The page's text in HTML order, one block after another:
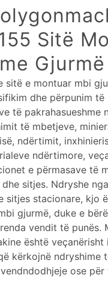
Sitë
me Gjurmë
sitë e montuar mbi
dhe përpunim të
të pakrahasueshme
të mbetjeve,
ndërtimit,
ndërtimore,
e përmasave të
sitjes. Ndryshe nga
sitjes stacionare, kjo
gjurmë, duke e
vendit të punës.
është veçanërisht
kërkojnë ndryshime
ose për